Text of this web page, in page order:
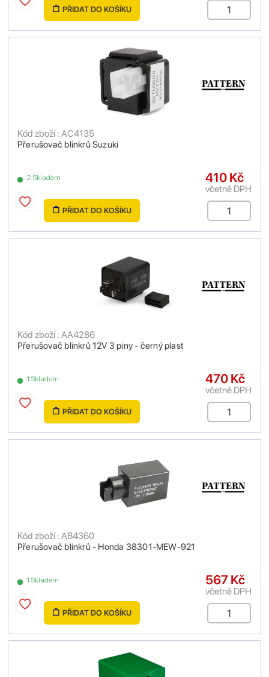
PŘIDAT DO KOŠÍKU
Přerušovač blinkrů Suzuki
Kód zboží : AC4135
2 Skladem 410 Kč
včetně DPH
PŘIDAT DO KOŠÍKU
Přerušovač blinkrů 12V 3 piny - černý plast
Kód zboží : AA4286
1 Skladem 470 Kč
včetně DPH
PŘIDAT DO KOŠÍKU
Přerušovač blinkrů - Honda 38301-MEW-921
Kód zboží : AB4360
1 Skladem 567 Kč
včetně DPH
PŘIDAT DO KOŠÍKU